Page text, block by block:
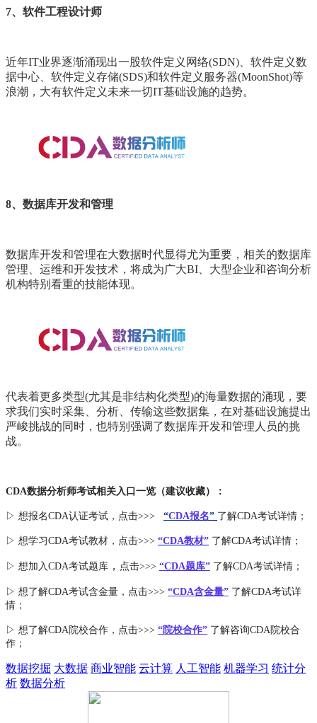
7、软件工程设计师
近年IT业界逐渐涌现出一股软件定义网络(SDN)、软件定义数
据中心、软件定义存储(SDS)和软件定义服务器(MoonShot)等
浪潮，大有软件定义未来一切IT基础设施的趋势。
8、数据库开发和管理
数据库开发和管理在大数据时代显得尤为重要，相关的数据库
管理、运维和开发技术，将成为广大BI、大型企业和咨询分析
机构特别看重的技能体现。
代表着更多类型(尤其是非结构化类型)的海量数据的涌现，要
求我们实时采集、分析、传输这些数据集，在对基础设施提出
严峻挑战的同时，也特别强调了数据库开发和管理人员的挑
战。
CDA数据分析师考试相关入口一览（建议收藏）：
▷ 想报名CDA认证考试，点击>>> “CDA报名” 了解CDA考试详情；
▷ 想学习CDA考试教材，点击>>> “CDA教材” 了解CDA考试详情；
▷ 想加入CDA考试题库 ， 点击>>> “CDA题库” 了解CDA考试详情；
▷ 想了解CDA考试含金量 ，点击>>> “CDA含金量” 了解CDA考试详
情；
▷ 想了解CDA院校合作 ，点击>>> “院校合作” 了解咨询CDA院校合
作；
数据挖掘 大数据 商业智能 云计算 人工智能 机器学习 统计分
析 数据分析